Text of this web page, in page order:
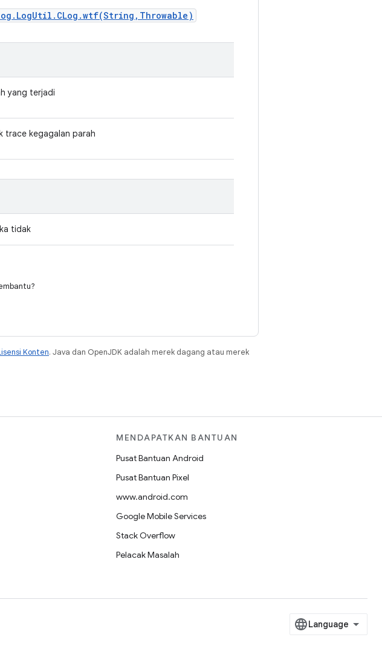
yang terjadi
trace kegagalan parah
tidak
Konten. Java dan OpenJDK adalah merek dagang atau merek
MENDAPATKAN BANTUAN
Pusat Bantuan Android
Pusat Bantuan Pixel
www.android.com
Google Mobile Services
Stack Overflow
Pelacak Masalah